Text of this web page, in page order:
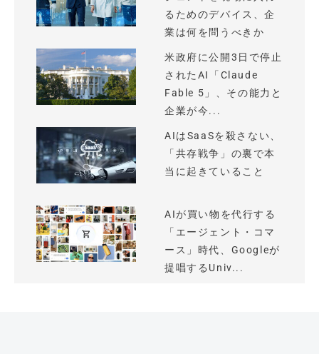
るためのデバイス、企
業は何を問うべきか
米政府に公開3日で停止
されたAI「Claude
Fable 5」、その能力と
企業が今...
AIはSaaSを殺さない、
「共存戦争」の裏で本
当に起きていること
AIが買い物を代行する
「エージェント・コマ
ース」時代、Googleが
提唱するUniv...